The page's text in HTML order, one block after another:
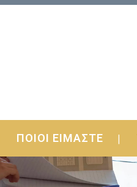
ΠΟΙΟΙ ΕΙΜΑΣΤΕ